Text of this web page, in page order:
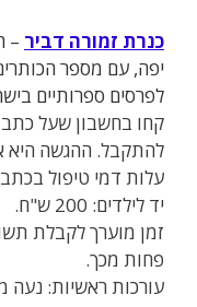
כנרת זמורה דביר –
יפה, עם מספר הכותרים
לפרסים ספרותיים
קחו בחשבון שעל כתב היד
להתקבל. ההגשה היא
יד לילדים: 200 ש"ח.
זמן מוערך לקבלת
פחות מכך.
עורכות ראשיות: נעה